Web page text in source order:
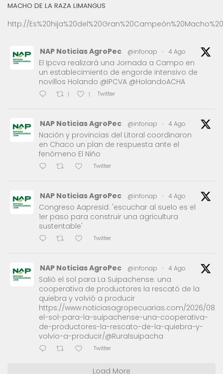
MACHO DE LA RAZA LIMANGUS
http://
NAP Noticias AgroPec @infonap · 4 Ago
El Ipcva realizará una Jornada a Campo en
un establecimiento de engorde intensivo de
novillos Holando @IPCVA @HolandoACHA
1 1 Twitter
NAP Noticias AgroPec @infonap · 4 Ago
Nación y provincias del Litoral coordinaron
en Chaco un plan de respuesta ante el
fenómeno El Niño
Twitter
NAP Noticias AgroPec @infonap · 4 Ago
Congreso Aapresid: 'escuchar al suelo es el
1er paso para construir una agricultura
sustentable'
Twitter
NAP Noticias AgroPec @infonap · 4 Ago
Salió el sol para La Suipachense: una
cooperativa de productores la rescató de la
quiebra y volvió a producir
https://www.noticiasagropecuarias.com/2026/08/
el-sol-para-la-suipachense-una-cooperativa-
de-productores-la-rescato-de-la-quiebra-y-
volvio-a-producir/@Ruralsuipacha
Twitter
Load More